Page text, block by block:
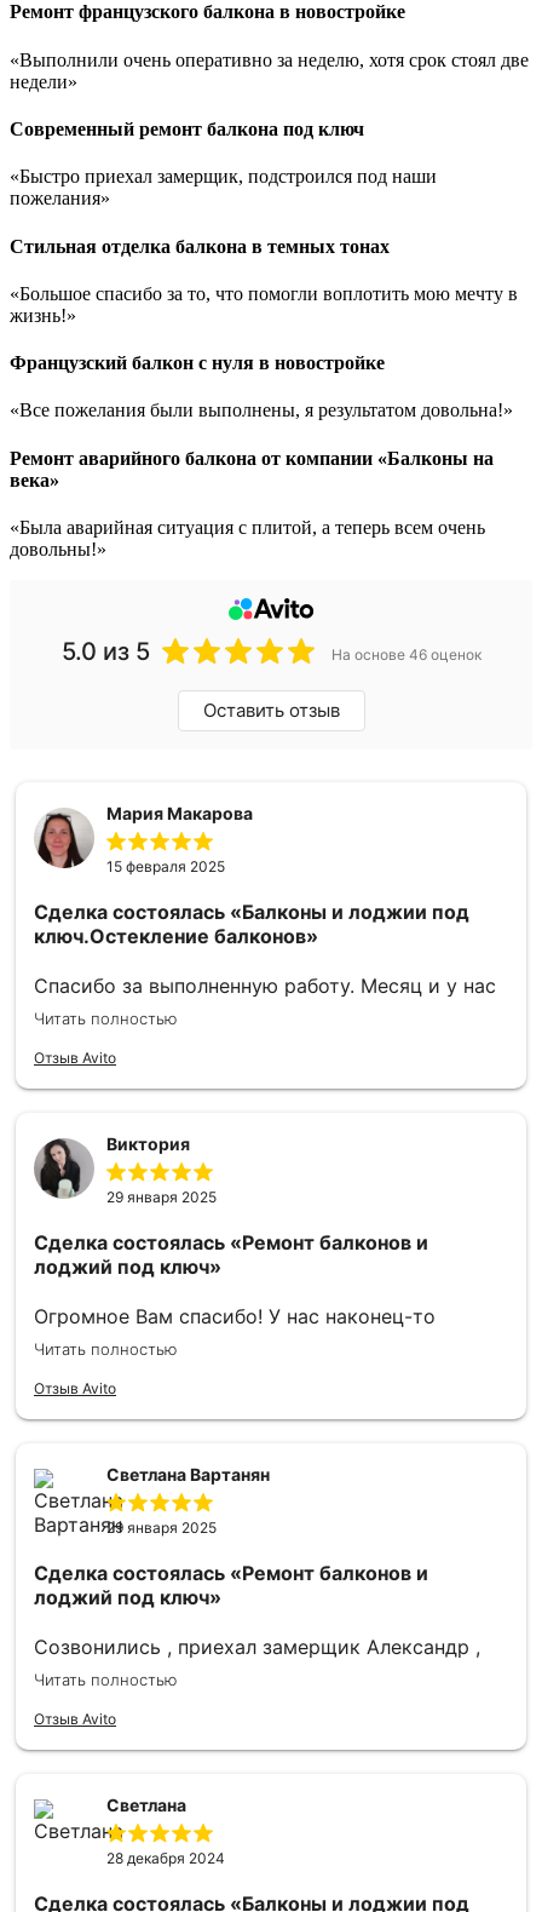
Ремонт французского балкона в новостройке
«Выполнили очень оперативно за неделю, хотя срок стоял две
недели»
Современный ремонт балкона под ключ
«Быстро приехал замерщик, подстроился под наши
пожелания»
Стильная отделка балкона в темных тонах
«Большое спасибо за то, что помогли воплотить мою мечту в
жизнь!»
Французский балкон с нуля в новостройке
«Все пожелания были выполнены, я результатом довольна!»
Ремонт аварийного балкона от компании «Балконы на
века»
«Была аварийная ситуация с плитой, а теперь всем очень
довольны!»
5.0 из 5 На основе 46 оценок
Оставить отзыв
Мария Макарова
15 февраля 2025
Сделка состоялась «Балконы и лоджии под
ключ.Остекление балконов»
Спасибо за выполненную работу. Месяц и у нас
шикарный балкон. Александр приехал в день
обращения рассказал как можно сделать, как
нельзя, сделал смету по видам работ, обозначил
Мастеру Антону отдельное спасибо, очень
аккуратно сделал внутреннюю отделку. Всегда
приезжал вовремя, помог определиться с
Читать полностью
Отзыв Avito
Виктория
29 января 2025
Сделка состоялась «Ремонт балконов и
лоджий под ключ»
Огромное Вам спасибо! У нас наконец-то
красивый балкон! Замерщик приехал на
следующий день после звонка, сразу просчитал
сумму, были учтены все наши пожелания.
просто идеально. Огромное спасибо мастеру
Александру за его труд!
Читать полностью
Отзыв Avito
Светлана Вартанян
29 января 2025
Сделка состоялась «Ремонт балконов и
лоджий под ключ»
Созвонились , приехал замерщик Александр ,
всё объяснил , заключили договор и вскоре
прибыли ребята провели ремонт балконной
плиты , сварочные работы , остекление балкона
Читать полностью
Отзыв Avito
Светлана
28 декабря 2024
Сделка состоялась «Балконы и лоджии под